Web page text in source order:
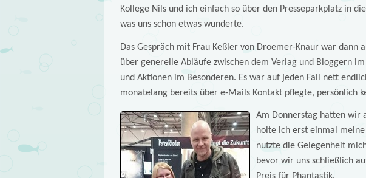
Kollege Nils und ich einfach so über den Presseparkplatz in
was uns schon etwas wunderte.
Das Gespräch mit Frau Keßler von Droemer-Knaur war dann
über generelle Abläufe zwischen dem Verlag und Bloggern
und Aktionen im Besonderen. Es war auf jeden Fall nett
monatelang bereits über e-Mails Kontakt pflegte, persönlich
Am Donnerstag hatten wir
holte ich erst einmal
nutzte die Gelegenheit
bevor wir uns schließlich